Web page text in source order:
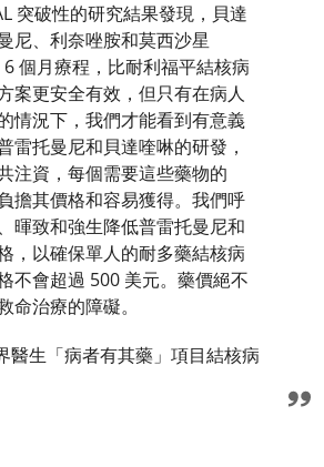
突破性的研究結果發現，貝達
尼、利奈唑胺和莫西沙星
6 個月療程，比耐利福平結核病
案更安全有效，但只有在病人
情況下，我們才能看到有意義
雷托曼尼和貝達喹啉的研發，
注資，每個需要這些藥物的
擔其價格和容易獲得。我們呼
暉致和強生降低普雷托曼尼和
，以確保單人的耐多藥結核病
不會超過 500 美元。藥價絕不
命治療的障礙。
醫生「病者有其藥」項目結核病